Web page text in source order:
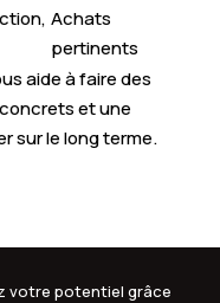
Achats
pertinents
aide à faire des
et une
sur le long terme.
votre potentiel grâce